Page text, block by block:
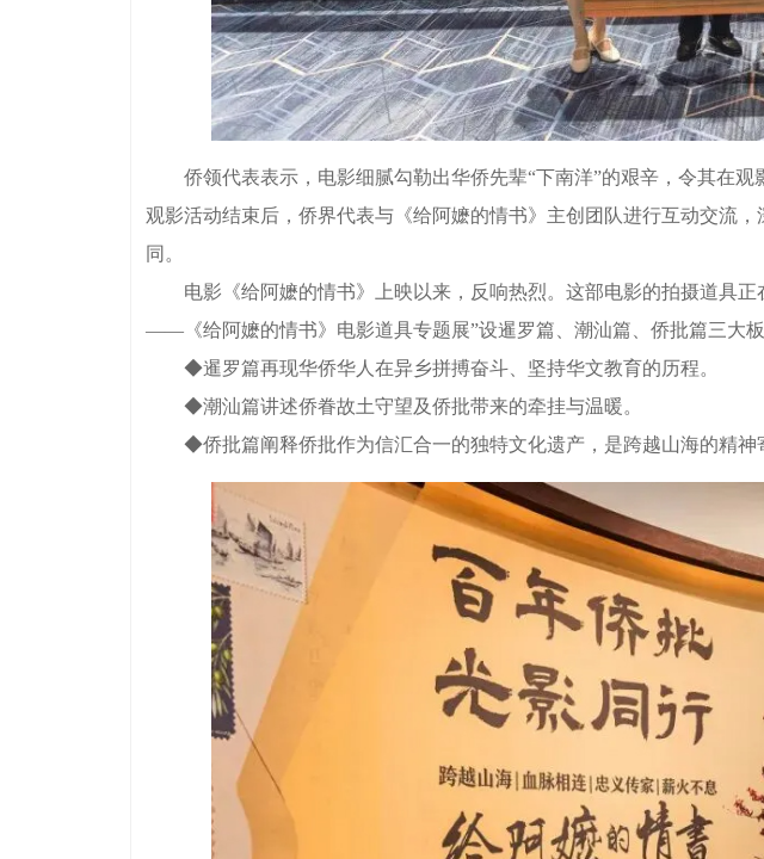
侨领代表表示，电影细腻勾勒出华侨先辈“下南洋”的艰辛，令其在观
观影活动结束后，侨界代表与《给阿嬷的情书》主创团队进行互动交流
同。
电影《给阿嬷的情书》上映以来，反响热烈。这部电影的拍摄道具正
——《给阿嬷的情书》电影道具专题展”设暹罗篇、潮汕篇、侨批篇三大板
◆暹罗篇再现华侨华人在异乡拼搏奋斗、坚持华文教育的历程。
◆潮汕篇讲述侨眷故土守望及侨批带来的牵挂与温暖。
◆侨批篇阐释侨批作为信汇合一的独特文化遗产，是跨越山海的精神